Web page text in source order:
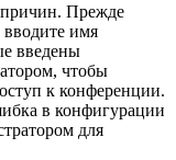
Прежде
вводите имя
введены
чтобы
к конференции.
в конфигурации
для